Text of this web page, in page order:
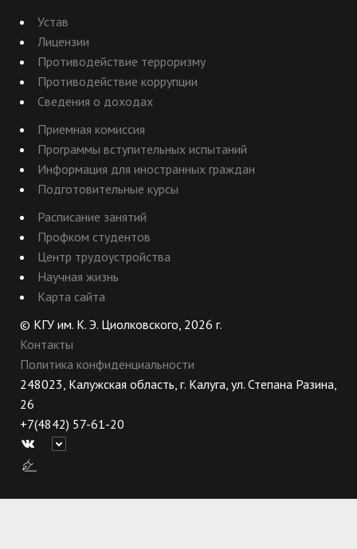
Устав
Лицензии
Противодействие терроризму
Противодействие коррупции
Сведения о доходах
Приемная комиссия
Программы вступительных испытаний
Информация для иностранных граждан
Подготовительные курсы
Расписание занятий
Профком студентов
Центр трудоустройства
Научная жизнь
Карта сайта
© КГУ им. К. Э. Циолковского, 2026 г.
Контакты
Политика конфиденциальности
248023, Калужская область, г. Калуга, ул. Степана Разина,
26
+7(4842) 57-61-20